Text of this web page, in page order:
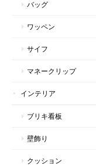
バッグ
ワッペン
サイフ
マネークリップ
インテリア
ブリキ看板
壁飾り
クッション